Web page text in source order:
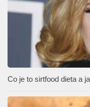
Co je to sirtfood dieta a